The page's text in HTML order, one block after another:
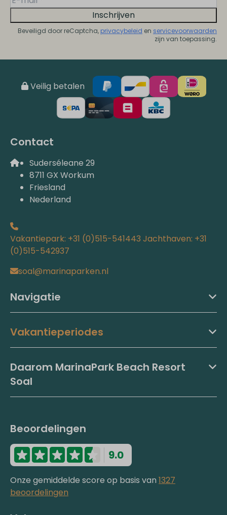
Inschrijven
Beveiligd door reCaptcha, privacybeleid en servicevoorwaarden
zijn van toepassing.
Veilig betalen
Contact
Suderséleane 29
8711 GX Workum
Friesland
Nederland
Vakantiepark: +31 (0)515-541443 Jachthaven: +31
(0)515-542937
soal@marinaparken.nl
Navigatie
Vakantieperiodes
Daarom MarinaPark Beach Resort
Soal
Beoordelingen
9.0
Onze gemiddelde score op basis van 1327
beoordelingen